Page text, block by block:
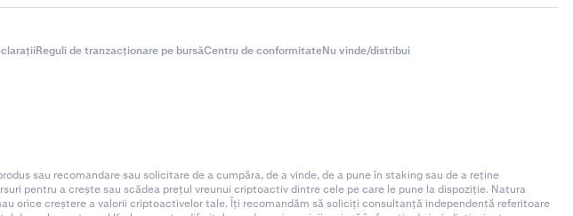
Reguli de tranzacționare pe bursăCentru de conformitateNu vinde/distribui
sau recomandare sau solicitare de a cumpăra, de a vinde, de a pune în staking sau de a reține
pentru a crește sau scădea prețul vreunui criptoactiv dintre cele pe care le pune la dispoziție. Natura
orice creștere a valorii criptoactivelor tale. Îți recomandăm să soliciți consultanță independentă referitoare